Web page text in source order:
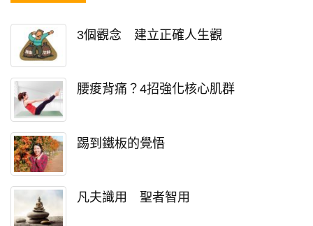
3個觀念 建立正確人生觀
腰痠背痛？4招強化核心肌群
踢到鐵板的覺悟
凡夫識用 聖者智用